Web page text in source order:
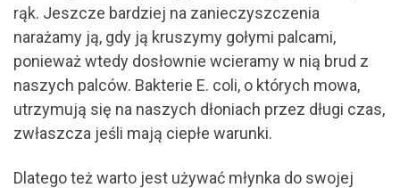
rąk. Jeszcze bardziej na zanieczyszczenia
narażamy ją, gdy ją kruszymy gołymi palcami,
ponieważ wtedy dosłownie wcieramy w nią brud z
naszych palców. Bakterie E. coli, o których mowa,
utrzymują się na naszych dłoniach przez długi czas,
zwłaszcza jeśli mają ciepłe warunki.
Dlatego też warto jest używać młynka do swojej